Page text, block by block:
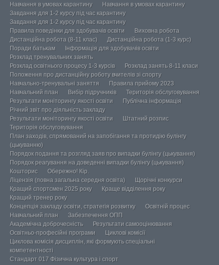
Навчання в умовах карантину
Навчання в умовах карантину
Завдання для 1-2 курсу під час карантину
Завдання для 1-2 курсу під час карантину
Правила поведінки для здобувачів освіти
Виховна робота
Дистанційна робота (8-11 клас)
Дистанційна робота (1-3 курс)
Поради батькам
Інформація для здобувачів освіти
Розклад тренувальних занять
Розклад освітнього процесу 1-3 курсів
Розклад занять 8-11 класи
Положення про дистанційну роботу вчителів зі спорту
Навчально-тренувальні заняття
Правила прийому 2023
Навчальний план
Вибір підручників
Територія обслуговування
Результати моніторингу якості освіти
Публічна інформація
Річний звіт про діяльність закладу
Результати моніторингу якості освіти
Штатний розпис
Територія обслуговування
План заходів, спрямований на запобігання та протидію булінгу
(цькуванню)
Порядок подання та розгляд заяв про випадки булінгу (цькування)
Порядок реагування на доведенні випадки булінгу (цькування)
Кошторис
Обережно! Кір.
Ліцензія (повна загальна середня освіта)
Щорічні конкурси
Кращий спортсмен 2025 року
Краще відділення року
Кращий тренер року
Концепція закладу освіти, стратегія розвитку
Освітній процес
Навчальний план
Забезпечення ОПП
Академічна доброчесність
Результати самооцінювання
Освітньо-професійні програми
Циклові комісії
Циклова комісія дисциплін, які формують спеціальні
компетентності
Стандарт 017 Фізична культура і спорт